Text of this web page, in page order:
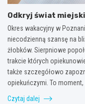
Odkryj świat
Okres wakacyjny w
niecodzienną szansę na
żłobków. Sierpniowe
trakcie których
także szczegółowo
opiekuńczymi. To
Czytaj dalej